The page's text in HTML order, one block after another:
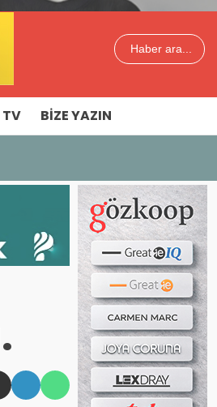
Haber ara...
TV BIZE YAZIN